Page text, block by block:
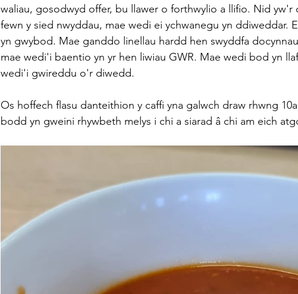
waliau, gosodwyd offer, bu llawer o forthwylio a llifio. Nid yw'r
fewn y sied nwyddau, mae wedi ei ychwanegu yn ddiweddar.
yn gwybod. Mae ganddo linellau hardd hen swyddfa
mae wedi'i baentio yn yr hen liwiau GWR. Mae wedi bod yn
wedi'i gwireddu o'r diwedd.
Os hoffech flasu danteithion y caffi yna galwch draw rhwng
bodd yn gweini rhywbeth melys i chi a siarad â chi am eich